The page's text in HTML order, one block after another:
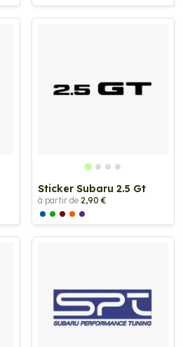
Sticker Subaru 2.5 Gt
à partir de 2,90 €